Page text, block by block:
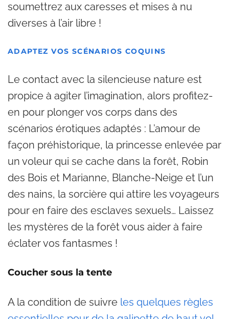
soumettrez aux caresses et mises à nu
diverses à l’air libre !
ADAPTEZ VOS SCÉNARIOS COQUINS
Le contact avec la silencieuse nature est
propice à agiter l’imagination, alors profitez-
en pour plonger vos corps dans des
scénarios érotiques adaptés : L’amour de
façon préhistorique, la princesse enlevée par
un voleur qui se cache dans la forêt, Robin
des Bois et Marianne, Blanche-Neige et l’un
des nains, la sorcière qui attire les voyageurs
pour en faire des esclaves sexuels… Laissez
les mystères de la forêt vous aider à faire
éclater vos fantasmes !
Coucher sous la tente
A la condition de suivre les quelques règles